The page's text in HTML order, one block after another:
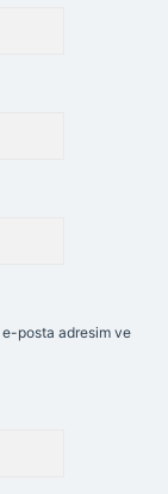
e-posta adresim ve